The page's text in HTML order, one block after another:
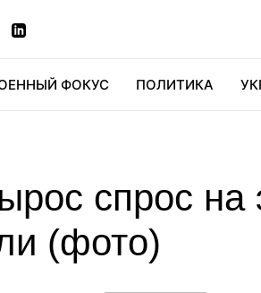
ФОКУС ПОЛИТИКА
спрос
(фото)